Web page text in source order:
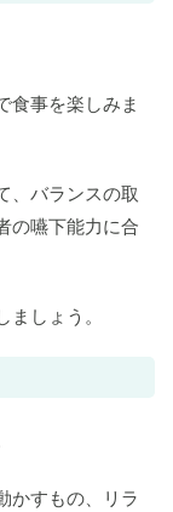
食事を楽しみま
、バランスの取
の嚥下能力に合
しょう。
かすもの、リラ